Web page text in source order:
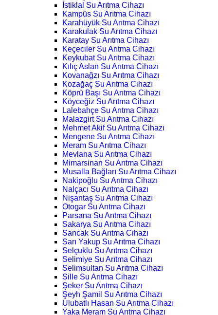
İstiklal Su Arıtma Cihazı
Kampüs Su Arıtma Cihazı
Karahüyük Su Arıtma Cihazı
Karakulak Su Arıtma Cihazı
Karatay Su Arıtma Cihazı
Keçeciler Su Arıtma Cihazı
Keykubat Su Arıtma Cihazı
Kılıç Aslan Su Arıtma Cihazı
Kovanağzı Su Arıtma Cihazı
Kozağaç Su Arıtma Cihazı
Köprü Başı Su Arıtma Cihazı
Köyceğiz Su Arıtma Cihazı
Lalebahçe Su Arıtma Cihazı
Malazgirt Su Arıtma Cihazı
Mehmet Akif Su Arıtma Cihazı
Mengene Su Arıtma Cihazı
Meram Su Arıtma Cihazı
Mevlana Su Arıtma Cihazı
Mimarsinan Su Arıtma Cihazı
Musalla Bağları Su Arıtma Cihazı
Nakipoğlu Su Arıtma Cihazı
Nalçacı Su Arıtma Cihazı
Nişantaş Su Arıtma Cihazı
Otogar Su Arıtma Cihazı
Parsana Su Arıtma Cihazı
Sakarya Su Arıtma Cihazı
Sancak Su Arıtma Cihazı
Sarı Yakup Su Arıtma Cihazı
Selçuklu Su Arıtma Cihazı
Selimiye Su Arıtma Cihazı
Selimsultan Su Arıtma Cihazı
Sille Su Arıtma Cihazı
Şeker Su Arıtma Cihazı
Şeyh Şamil Su Arıtma Cihazı
Ulubatlı Hasan Su Arıtma Cihazı
Yaka Meram Su Arıtma Cihazı